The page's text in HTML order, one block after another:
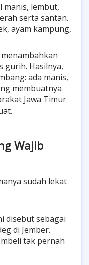
manis, lembut,
serta santan.
ayam kampung,
gurih. Hasilnya,
ada manis,
membuatnya
Jawa Timur
Wajib
sudah lekat
disebut sebagai
di Jember.
tak pernah